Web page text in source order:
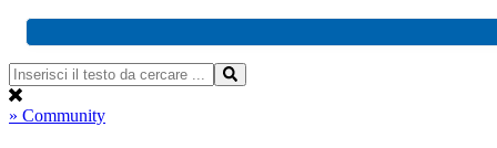
» Community